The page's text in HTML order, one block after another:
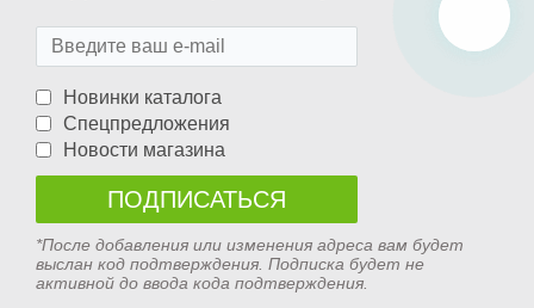
Новинки каталога
Спецпредложения
Новости магазина
*После добавления или изменения адреса вам будет
выслан код подтверждения. Подписка будет не
активной до ввода кода подтверждения.